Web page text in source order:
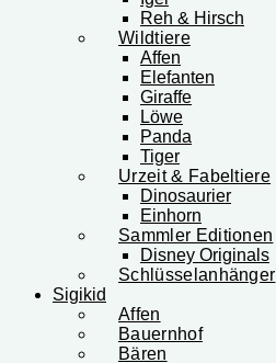
Reh & Hirsch
Wildtiere
Affen
Elefanten
Giraffe
Löwe
Panda
Tiger
Urzeit & Fabeltiere
Dinosaurier
Einhorn
Sammler Editionen
Disney Originals
Schlüsselanhänger
Sigikid
Affen
Bauernhof
Bären